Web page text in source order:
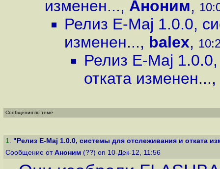
изменен..., Аноним,
Релиз E-Maj 1.0.0,
изменен..., balex,
Релиз E-Maj
отката изменен...,
Сообщения по теме
1. "Релиз E-Maj 1.0.0, системы для отслеживания и отката
Сообщение от Аноним (??) on 10-Дек-12, 11:56